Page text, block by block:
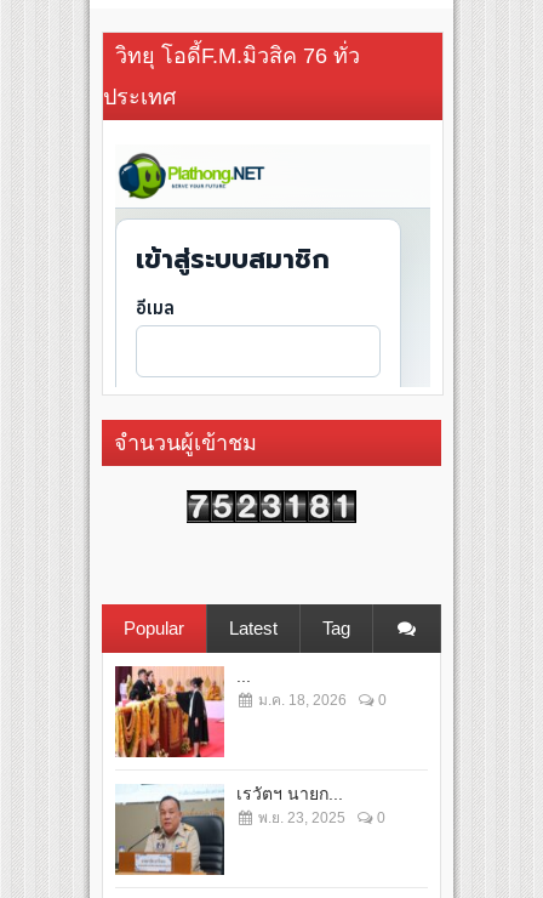
วิทยุ โอดี้F.M.มิวสิค 76 ทั่ว
ประเทศ
จำนวนผู้เข้าชม
Popular Latest Tag
...
ม.ค. 18, 2026 0
เรวัตฯ นายก...
พ.ย. 23, 2025 0